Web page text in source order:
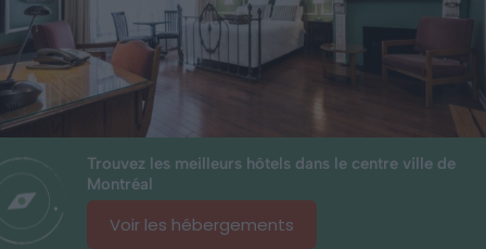
Trouvez les meilleurs hôtels dans le centre ville de
Montréal
Voir les hébergements